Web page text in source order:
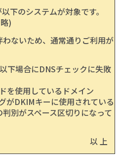
下のシステムが対象です。
)
ないため、通常通りご利用が
下場合にDNSチェックに失敗
用しているドメイン
キーに使用されている
スペース区切りになって
上